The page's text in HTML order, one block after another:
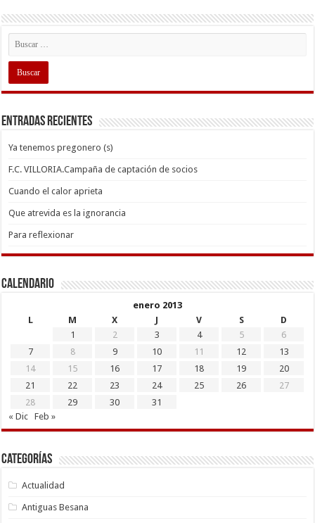
Entradas recientes
Ya tenemos pregonero (s)
F.C. VILLORIA.Campaña de captación de socios
Cuando el calor aprieta
Que atrevida es la ignorancia
Para reflexionar
Calendario
enero 2013
L
M X J V S
D
1
2 3 4 5
6
7
8 9 10 11 12
13
14
15 16 17 18 19
20
21
22 23 24 25 26
27
28
29 30
31
« Dic
Feb »
Categorías
Actualidad
Antiguas Besana